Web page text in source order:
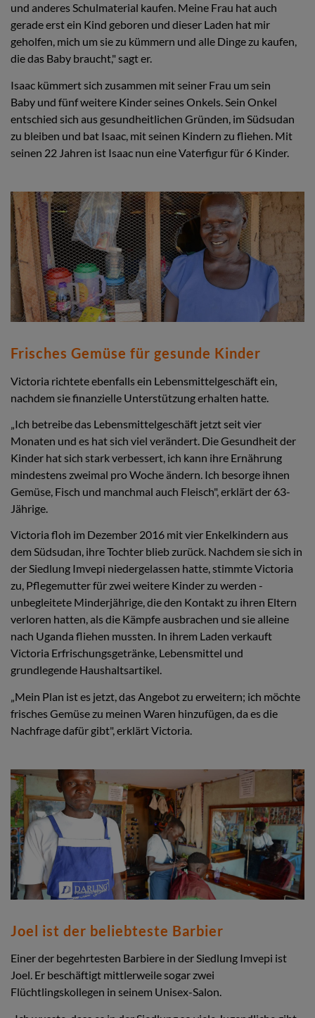
und anderes Schulmaterial kaufen. Meine Frau hat auch
gerade erst ein Kind geboren und dieser Laden hat mir
geholfen, mich um sie zu kümmern und alle Dinge zu kaufen,
die das Baby braucht," sagt er.
Isaac kümmert sich zusammen mit seiner Frau um sein
Baby und fünf weitere Kinder seines Onkels. Sein Onkel
entschied sich aus gesundheitlichen Gründen, im Südsudan
zu bleiben und bat Isaac, mit seinen Kindern zu fliehen. Mit
seinen 22 Jahren ist Isaac nun eine Vaterfigur für 6 Kinder.
Frisches Gemüse für gesunde Kinder
Victoria richtete ebenfalls ein Lebensmittelgeschäft ein,
nachdem sie finanzielle Unterstützung erhalten hatte.
„Ich betreibe das Lebensmittelgeschäft jetzt seit vier
Monaten und es hat sich viel verändert. Die Gesundheit der
Kinder hat sich stark verbessert, ich kann ihre Ernährung
mindestens zweimal pro Woche ändern. Ich besorge ihnen
Gemüse, Fisch und manchmal auch Fleisch", erklärt der 63-
Jährige.
Victoria floh im Dezember 2016 mit vier Enkelkindern aus
dem Südsudan, ihre Tochter blieb zurück. Nachdem sie sich in
der Siedlung Imvepi niedergelassen hatte, stimmte Victoria
zu, Pflegemutter für zwei weitere Kinder zu werden -
unbegleitete Minderjährige, die den Kontakt zu ihren Eltern
verloren hatten, als die Kämpfe ausbrachen und sie alleine
nach Uganda fliehen mussten. In ihrem Laden verkauft
Victoria Erfrischungsgetränke, Lebensmittel und
grundlegende Haushaltsartikel.
„Mein Plan ist es jetzt, das Angebot zu erweitern; ich möchte
frisches Gemüse zu meinen Waren hinzufügen, da es die
Nachfrage dafür gibt", erklärt Victoria.
Joel ist der beliebteste Barbier
Einer der begehrtesten Barbiere in der Siedlung Imvepi ist
Joel. Er beschäftigt mittlerweile sogar zwei
Flüchtlingskollegen in seinem Unisex-Salon.